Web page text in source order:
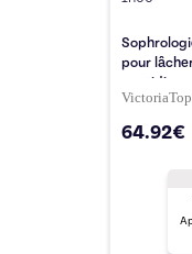
pour
quotidien
VictoriaTop
64.92€